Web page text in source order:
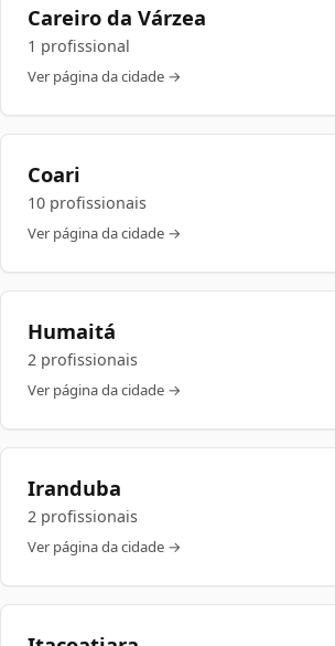
Careiro da Várzea
1 profissional
Ver página da cidade →
Coari
10 profissionais
Ver página da cidade →
Humaitá
2 profissionais
Ver página da cidade →
Iranduba
2 profissionais
Ver página da cidade →